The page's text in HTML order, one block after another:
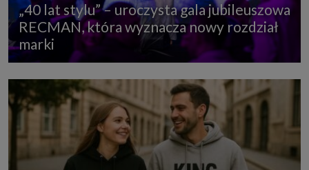
„40 lat stylu” – uroczysta gala jubileuszowa
RECMAN, która wyznacza nowy rozdział
marki